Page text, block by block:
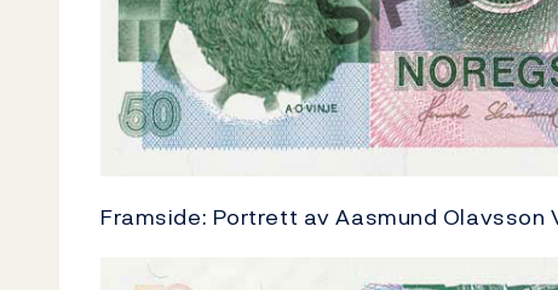
Framside: Portrett av Aasmund Olavsson